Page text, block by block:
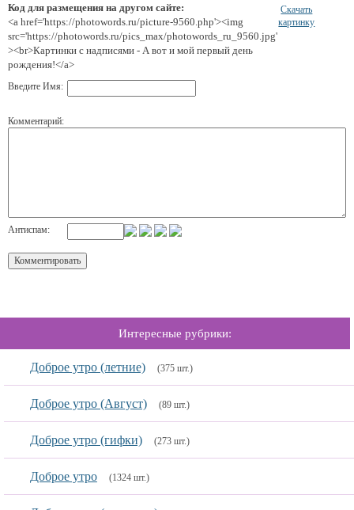
Код для размещения на другом сайте:
<a href='https://photowords.ru/picture-9560.php'><img
src='https://photowords.ru/pics_max/photowords_ru_9560.jpg'
><br>Картинки с надписями - А вот и мой первый день
рождения!</a>
Скачать
картинку
Введите Имя:
Комментарий:
Антиспам:
Интересные рубрики:
Доброе утро (летние) (375 шт.)
Доброе утро (Август) (89 шт.)
Доброе утро (гифки) (273 шт.)
Доброе утро (1324 шт.)